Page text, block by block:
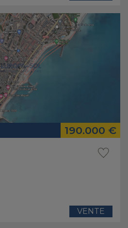
190.000 €
VENTE